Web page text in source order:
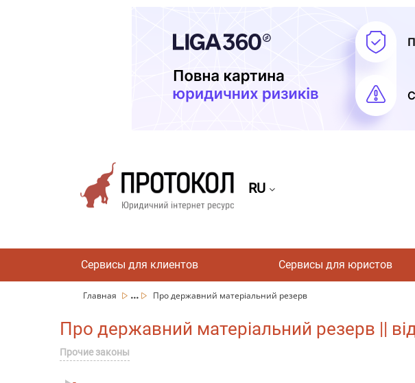
RU
Сервисы для клиентов Сервисы для юристов
Главная ... Про державний матеріальний резерв
Про державний матеріальний резерв ||
Прочие законы